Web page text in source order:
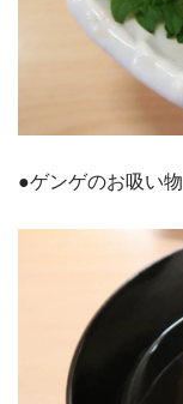
●ゲンゲのお吸い物